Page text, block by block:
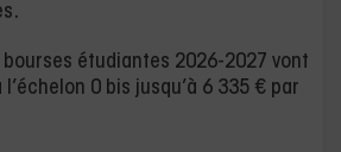
étudiantes 2026-2027 vont
0 bis jusqu’à 6 335 € par